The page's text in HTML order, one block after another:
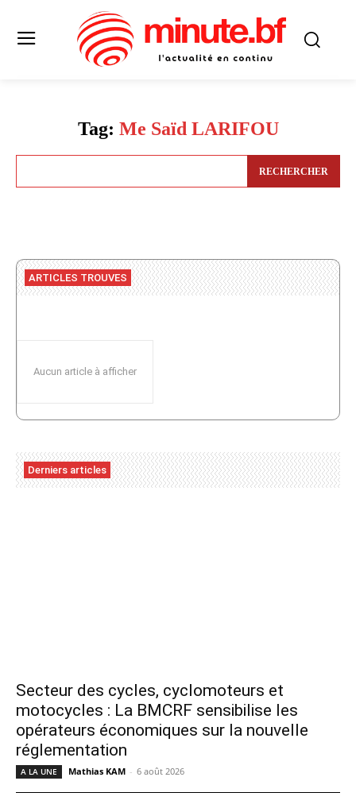
Tag: Me Saïd LARIFOU
RECHERCHER
ARTICLES TROUVES
Aucun article à afficher
Derniers articles
Secteur des cycles, cyclomoteurs et
motocycles : La BMCRF sensibilise les
opérateurs économiques sur la nouvelle
réglementation
A LA UNE Mathias KAM - 6 août 2026